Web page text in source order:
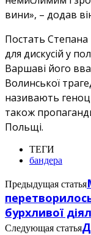
вини», – додав
Постать
для дискусій у
Варшаві його
Волинської
називають
також
Польщі.
ТЕГИ
бандера
Предыдущая статья
перетворилось
бурхливої
Следующая статья